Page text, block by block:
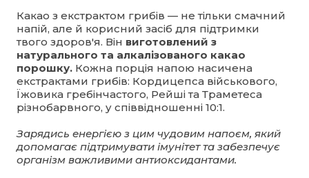
Какао з екстрактом грибів — не тільки смачний
напій, але й корисний засіб для підтримки
твого здоров'я. Він виготовлений з
натурального та алкалізованого какао
порошку. Кожна порція напою насичена
екстрактами грибів: Кордицепса військового,
Їжовика гребінчастого, Рейші та Траметеса
різнобарвного, у співвідношенні 10:1.
Зарядись енергією з цим чудовим напоєм, який
допомагає підтримувати імунітет та забезпечує
організм важливими антиоксидантами.